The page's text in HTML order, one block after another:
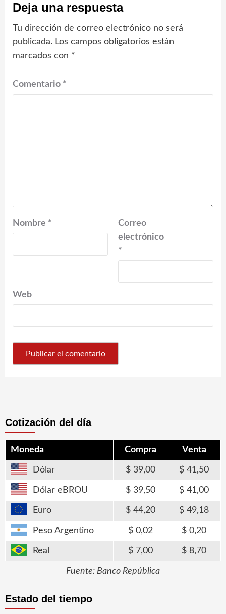
Deja una respuesta
Tu dirección de correo electrónico no será
publicada. Los campos obligatorios están
marcados con *
Comentario *
Nombre *
Correo
electrónico
*
Web
Cotización del día
Moneda Compra Venta
Dólar 39,00 41,50
Dólar eBROU 39,50 41,00
Euro 44,20 49,18
Peso Argentino 0,02 0,20
Real 7,00 8,70
Fuente: Banco República
Estado del tiempo